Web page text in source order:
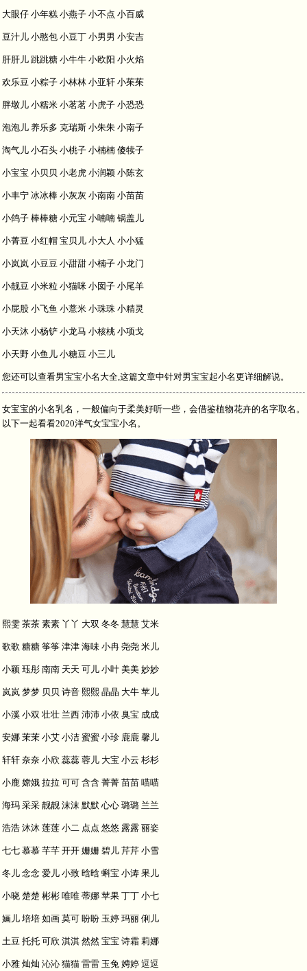
大眼仔 小年糕 小燕子 小不点 小百威
豆汁儿 小憨包 小豆丁 小男男 小安吉
肝肝儿 跳跳糖 小牛牛 小欧阳 小火焰
欢乐豆 小粽子 小林林 小亚轩 小茱茱
胖墩儿 小糯米 小茗茗 小虎子 小恐恐
泡泡儿 养乐多 克瑞斯 小朱朱 小南子
淘气儿 小石头 小桃子 小楠楠 傻犊子
小宝宝 小贝贝 小老虎 小润颖 小陈玄
小丰宁 冰冰棒 小灰灰 小南南 小苗苗
小鸽子 棒棒糖 小元宝 小喃喃 锅盖儿
小菁豆 小红帽 宝贝儿 小大人 小小猛
小岚岚 小豆豆 小甜甜 小楠子 小龙门
小靓豆 小米粒 小猫咪 小囡子 小尾羊
小屁股 小飞鱼 小薏米 小珠珠 小精灵
小天沐 小杨铲 小龙马 小核桃 小项戈
小天野 小鱼儿 小糖豆 小三儿
您还可以查看男宝宝小名大全,这篇文章中针对男宝宝起小名更详细解说。
女宝宝的小名乳名，一般偏向于柔美好听一些，会借鉴植物花卉的名字取名。
以下一起看看2020洋气女宝宝小名。
熙雯 茶茶 素素 丫丫 大双 冬冬 慧慧 艾米
歌歌 糖糖 筝筝 津津 海味 小冉 尧尧 米儿
小颖 珏彤 南南 天天 可儿 小叶 美美 妙妙
岚岚 梦梦 贝贝 诗音 熙熙 晶晶 大牛 苹儿
小溪 小双 壮壮 兰西 沛沛 小依 臭宝 成成
安娜 茉茉 小艾 小洁 蜜蜜 小珍 鹿鹿 馨儿
轩轩 奈奈 小欣 蕊蕊 蓉儿 大宝 小云 杉杉
小鹿 嫦娥 拉拉 可可 含含 菁菁 苗苗 喵喵
海玛 采采 靓靓 沫沫 默默 心心 璐璐 兰兰
浩浩 沐沐 莲莲 小二 点点 悠悠 露露 丽姿
七七 慕慕 芊芊 开开 姗姗 碧儿 芹芹 小雪
冬儿 念念 爱儿 小致 晗晗 蝌宝 小涛 果儿
小晓 楚楚 彬彬 唯唯 蒂娜 苹果 丁丁 小七
婳儿 培培 如画 莫可 盼盼 玉婷 玛丽 俐儿
土豆 托托 可欣 淇淇 然然 宝宝 诗霜 莉娜
小雅 灿灿 沁沁 猫猫 雷雷 玉兔 娉婷 逗逗